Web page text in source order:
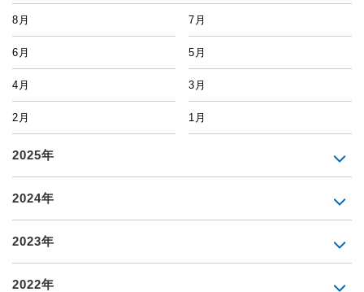
8月 7月
6月 5月
4月 3月
2月 1月
2025年
2024年
2023年
2022年